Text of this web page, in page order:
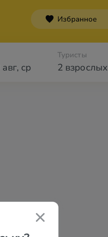
Избранное
, ср 2 взрослых
Туристы